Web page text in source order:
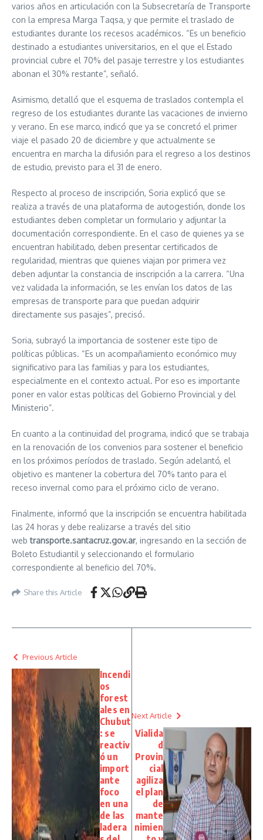
varios años en articulación con la Subsecretaría de Transporte
con la empresa Marga Taqsa, y que permite el traslado de
estudiantes durante los recesos académicos. “Es un beneficio
destinado a estudiantes universitarios, en el que el Estado
provincial cubre el 70% del pasaje terrestre y los estudiantes
abonan el 30% restante”, señaló.
Asimismo, detalló que el esquema de traslados contempla el
regreso de los estudiantes durante las vacaciones de invierno
y verano. En ese marco, indicó que ya se concretó el primer
viaje el pasado 20 de diciembre y que actualmente se
encuentra en marcha la difusión para el regreso a los destinos
de estudio, previsto para el 31 de enero.
Respecto al proceso de inscripción, Soria explicó que se
realiza a través de una plataforma de autogestión, donde los
estudiantes deben completar un formulario y adjuntar la
documentación correspondiente. En el caso de quienes ya se
encuentran habilitado, deben presentar certificados de
regularidad, mientras que quienes viajan por primera vez
deben adjuntar la constancia de inscripción a la carrera. “Una
vez validada la información, se les envían los datos de las
empresas de transporte para que puedan adquirir
directamente sus pasajes”, precisó.
Soria, subrayó la importancia de sostener este tipo de
políticas públicas. “Es un acompañamiento económico muy
significativo para las familias y para los estudiantes,
especialmente en el contexto actual. Por eso es importante
poner en valor estas políticas del Gobierno Provincial y del
Ministerio”.
En cuanto a la continuidad del programa, indicó que se trabaja
en la renovación de los convenios para sostener el beneficio
en los próximos períodos de traslado. Según adelantó, el
objetivo es mantener la cobertura del 70% tanto para el
receso invernal como para el próximo ciclo de verano.
Finalmente, informó que la inscripción se encuentra habilitada
las 24 horas y debe realizarse a través del sitio
webtransporte.santacruz.gov.ar, ingresando en la sección de
Boleto Estudiantil y seleccionando el formulario
correspondiente al beneficio del 70%.
Share this Article
Previous Article
Incendi
os
forest
ales en
Chubut
: se
reactiv
ó un
import
ante
foco
en una
de las
ladera
Next Article
Vialida
d
Provin
cial
agiliza
el plan
de
mante
nimien